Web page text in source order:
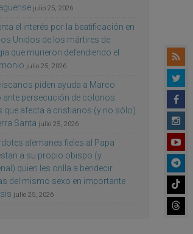
julio 25, 2026
el interés por la beatificación en
Unidos de los mártires de
que murieron defendiendo el
julio 25, 2026
piden ayuda a Marco
ante persecución de colonos
que afecta a cristianos (y no sólo)
Santa julio 25, 2026
alemanes fieles al Papa
a su propio obispo (y
quien les orilla a bendecir
del mismo sexo en importante
julio 25, 2026